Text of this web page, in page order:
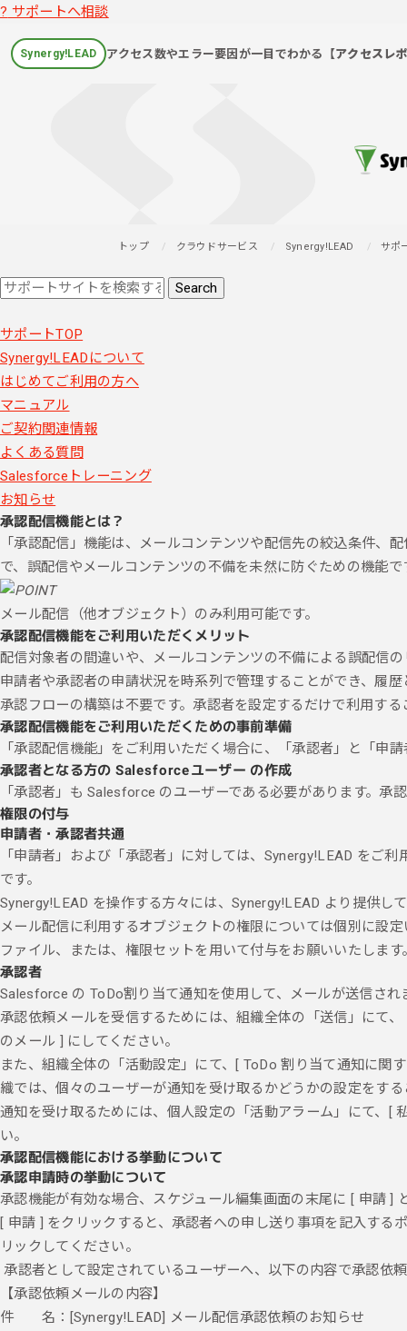
? サポートへ相談
Synergy!LEAD アクセス数やエラー要因が一目でわかる 【アクセスレ
トップ クラウドサービス Synergy!LEAD サポ
サポートTOP
Synergy!LEADについて
はじめてご利用の方へ
マニュアル
ご契約関連情報
よくある質問
Salesforceトレーニング
お知らせ
承認配信機能とは？
「承認配信」機能は、メールコンテンツや配信先の絞込条件、
で、誤配信やメールコンテンツの不備を未然に防ぐための機能
メール配信（他オブジェクト）のみ利用可能です。
承認配信機能をご利用いただくメリット
配信対象者の間違いや、メールコンテンツの不備による誤配信
申請者や承認者の申請状況を時系列で管理することができ、履
承認フローの構築は不要です。承認者を設定するだけで利用する
承認配信機能をご利用いただくための事前準備
「承認配信機能」をご利用いただく場合に、「承認者」と「申
承認者となる方の Salesforceユーザー の作成
「承認者」も Salesforce のユーザーである必要があります。
権限の付与
申請者・承認者共通
「申請者」および「承認者」に対しては、Synergy!LEAD をご
です。
Synergy!LEAD を操作する方々には、Synergy!LEAD より提供
メール配信に利用するオブジェクトの権限については個別に設
ファイル、または、権限セットを用いて付与をお願いいたします
承認者
Salesforce の ToDo割り当て通知を使用して、メールが送信され
承認依頼メールを受信するためには、組織全体の「送信」にて
のメール ] にしてください。
また、組織全体の「活動設定」にて、[ ToDo 割り当て通知に関
織では、個々のユーザーが通知を受け取るかどうかの設定をす
通知を受け取るためには、個人設定の「活動アラーム」にて、[
い。
承認配信機能における挙動について
承認申請時の挙動について
承認機能が有効な場合、スケジュール編集画面の末尾に [ 申請 ]
[ 申請 ] をクリックすると、承認者への申し送り事項を記入する
リックしてください。
承認者として設定されているユーザーへ、以下の内容で承認依
【承認依頼メールの内容】
件 名：[Synergy!LEAD] メール配信承認依頼のお知らせ